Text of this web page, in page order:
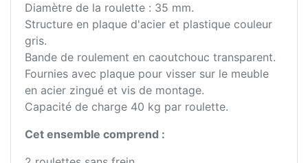
Diamètre de la roulette : 35 mm.
Structure en plaque d'acier et plastique couleur
gris.
Bande de roulement en caoutchouc transparent.
Fournies avec plaque pour visser sur le meuble
en acier zingué et vis de montage.
Capacité de charge 40 kg par roulette.
Cet ensemble comprend :